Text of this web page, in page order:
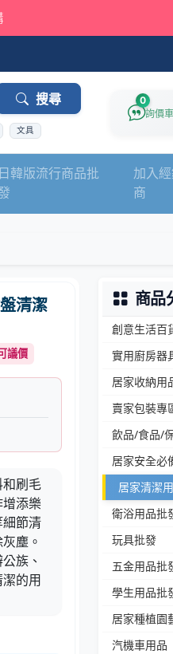
搜尋
文具
0
詢價車
日韓版流行商品批
加入
商
清潔
議價
刷毛
添樂
節清
塵。
族、
的用
商品
創意生活百
實用廚房器
居家收納用
賣家包裝專
飲品/食品/
居家安全必
居家清潔
衛浴用品批
玩具批發
五金用品批
學生用品批
居家種植園
汽機車用品